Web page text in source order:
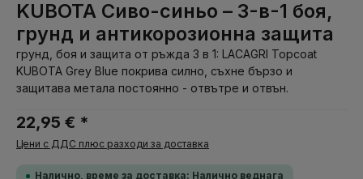
KUBOTA Сиво-синьо – 3-в-1 боя,
грунд и антикорозионна защита
грунд, боя и защита от ръжда 3 в 1: LACAGRI Topcoat
KUBOTA Grey Blue покрива силно, съхне бързо и
защитава метала постоянно - отвътре и отвън.
22,95 € *
Цени с ДДС плюс разходи за доставка
Налично, време за доставка: Налично веднага